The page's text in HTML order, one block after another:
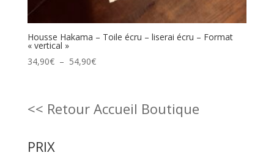
Housse Hakama – Toile écru – liserai écru – Format
« vertical »
34,90€ – 54,90€Plage
34,90€
à
<< Retour Accueil Boutique
PRIX